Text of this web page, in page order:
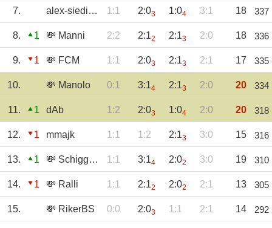
7. alex-siedinho 1:1 2:03 1:04 3:1 18 337
8. 1 💸 Manni 2:2 2:12 2:13 2:0 18 336
9. 1 💸 FCM 1:1 2:03 2:13 2:1 17 335
10. 💸 Manolo 0:1 3:14 2:13 2:0 20 334
11. 1 dAb 1:2 2:03 1:04 2:0 20 318
12. 1 mmajk 1:1 1:2 2:13 3:0 15 316
13. 1 💸 Schiggorie 1:1 3:14 2:02 3:0 19 310
14. 1 💸 Ralli 1:1 2:12 2:02 2:1 13 305
15. 💸 RikerBS 0:0 2:03 1:1 2:1 14 292